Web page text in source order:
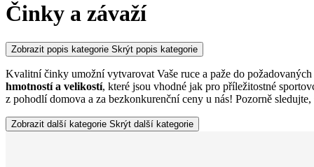
Činky a závaží
Zobrazit popis kategorie Skrýt popis kategorie
Kvalitní činky umožní vytvarovat Vaše ruce a paže do
hmotností a velikostí, které jsou vhodné jak pro příležitostné
z pohodlí domova a za bezkonkurenční ceny u nás! Pozorně
Zobrazit další kategorie Skrýt další kategorie